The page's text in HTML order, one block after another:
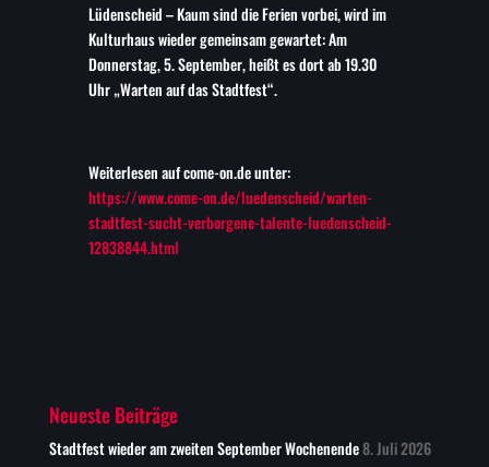
Lüdenscheid – Kaum sind die Ferien vorbei, wird im
Kulturhaus wieder gemeinsam gewartet: Am
Donnerstag, 5. September, heißt es dort ab 19.30
Uhr „Warten auf das Stadtfest“.
Weiterlesen auf come-on.de unter:
https://www.come-on.de/luedenscheid/warten-
stadtfest-sucht-verborgene-talente-luedenscheid-
12838844.html
Neueste Beiträge
Stadtfest wieder am zweiten September Wochenende8. Juli 2026